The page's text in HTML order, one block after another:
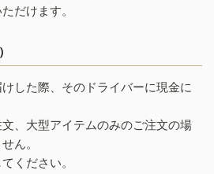
だけます。
した際、そのドライバーに現金に
、大型アイテムのみのご注文の場
ん。
ください。